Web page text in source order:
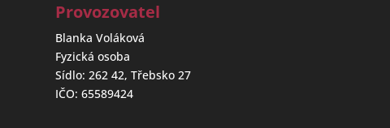
Provozovatel
Blanka Voláková
Fyzická osoba
Sídlo: 262 42, Třebsko 27
IČO: 65589424